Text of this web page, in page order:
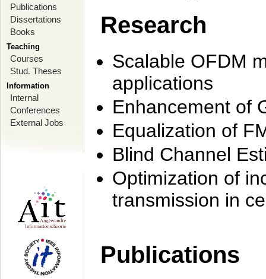
Publications
Dissertations
Books
Teaching
Courses
Stud. Theses
Information
Internal
Conferences
External Jobs
Research
Scalable OFDM
applications
Enhancement of
Equalization of
Blind Channel
Optimization of
transmission in
Publications